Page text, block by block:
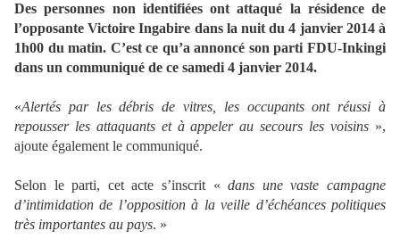
Des personnes non identifiées ont attaqué la résidence de
l’opposante Victoire Ingabire dans la nuit du 4 janvier 2014 à
1h00 du matin. C’est ce qu’a annoncé son parti FDU-Inkingi
dans un communiqué de ce samedi 4 janvier 2014.
«Alertés par les débris de vitres, les occupants ont réussi à
repousser les attaquants et à appeler au secours les voisins »,
ajoute également le communiqué.
Selon le parti, cet acte s’inscrit «dans une vaste campagne
d’intimidation de l’opposition à la veille d’échéances politiques
très importantes au pays. »